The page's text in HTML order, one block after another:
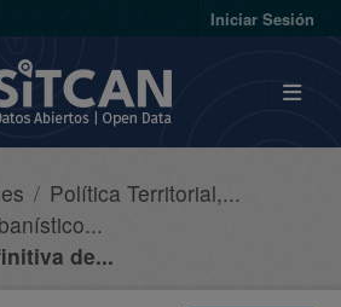
Iniciar Sesión
Política Territorial,...
de...